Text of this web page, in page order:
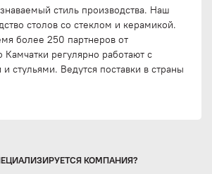
стиль производства. Наш
столов со стеклом и керамикой.
более 250 партнеров от
Камчатки регулярно работают с
стульями. Ведутся поставки в страны
КОМПАНИЯ?